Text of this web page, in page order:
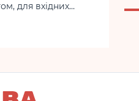
для вхідних
комплектації